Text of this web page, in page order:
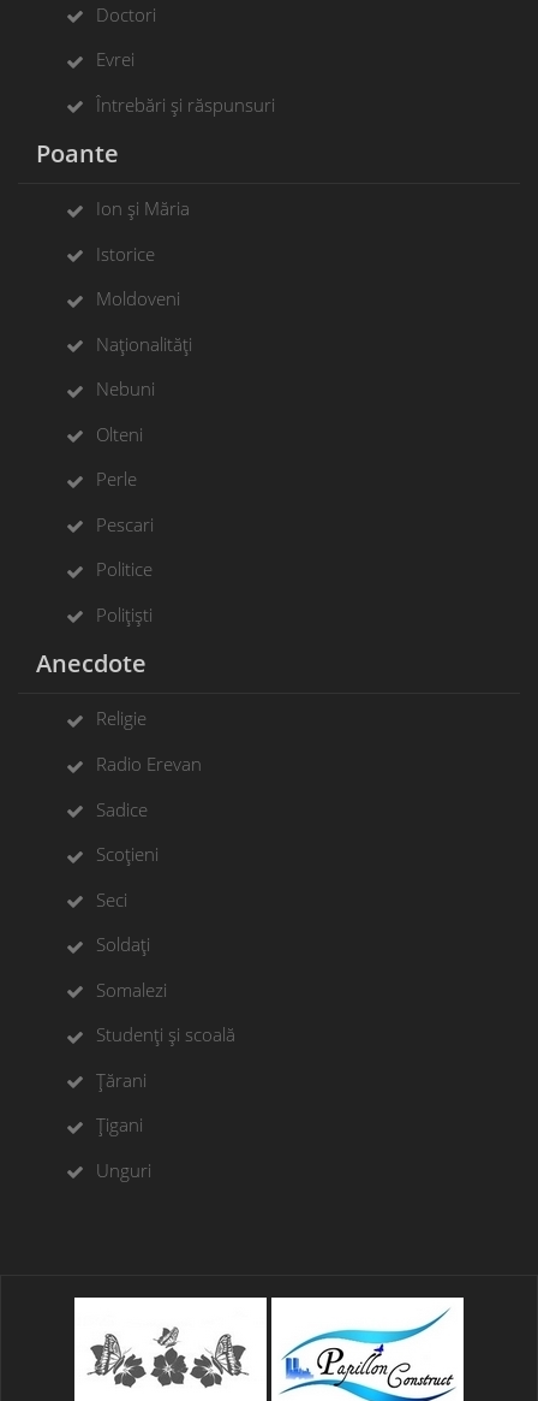
Doctori
Evrei
Întrebări și răspunsuri
Poante
Ion și Măria
Istorice
Moldoveni
Naționalități
Nebuni
Olteni
Perle
Pescari
Politice
Polițiști
Anecdote
Religie
Radio Erevan
Sadice
Scoțieni
Seci
Soldați
Somalezi
Studenți și scoală
Țărani
Țigani
Unguri